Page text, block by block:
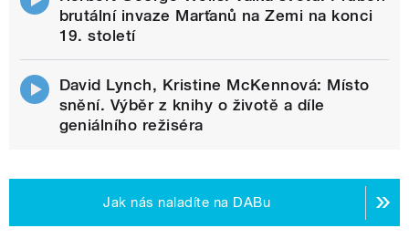
brutální invaze Marťanů na Zemi na konci
19. století
David Lynch, Kristine McKennová: Místo
snění. Výběr z knihy o životě a díle
geniálního režiséra
Jak nás naladíte na DABu